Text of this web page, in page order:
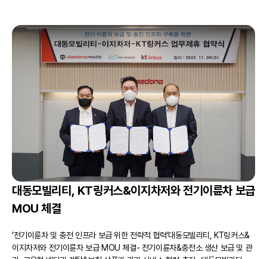
대동모빌리티, KT링커스&이지차저와 전기이륜차 보급
MOU 체결
‘전기이륜차 및 충전 인프라 보급 위한 전략적 협력’대동모빌리티, KT링커스&
이지차저와 전기이륜차 보급 MOU 체결- 전기이륜차&충전소 생산 보급 및 관